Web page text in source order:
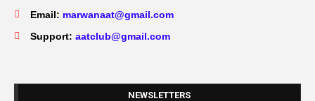
Email: marwanaat@gmail.com
Support: aatclub@gmail.com
NEWSLETTERS